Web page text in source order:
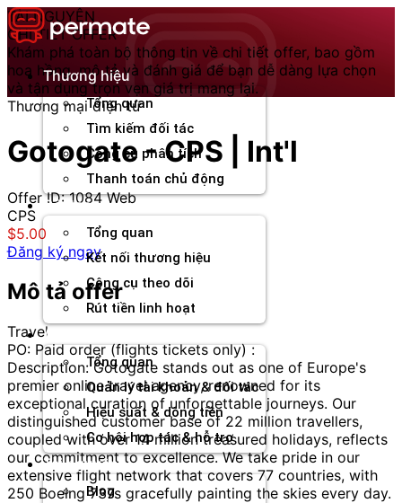
Chuyển
đến
nội
dungThương hiệu
Tổng quan
Tìm kiếm đối tác
Công cụ phân tích
Thanh toán chủ động
Đối tác
Tổng quan
Kết nối thương hiệu
Công cụ theo dõi
Rút tiền linh hoạt
Agency
Tổng quan
Quản lý tài khoản & đối tác
Hiệu suất & dòng tiền
Cơ hội hợp tác & hỗ trợ
Tài nguyên
Blog
TÀI NGUYÊN
CHI TIẾT OFFER
Khám phá toàn bộ thông tin về chi tiết offer, bao gồm
hoa hồng, mô tả và đánh giá để bạn dễ dàng lựa chọn
và tận dụng trọn vẹn giá trị mang lại.
Thương mại điện tử
Gotogate - CPS | Int'l
Offer ID: 1084 Web
CPS
$5.00
Đăng ký ngay
Mô tả offer
Travel
PO: Paid order (flights tickets only) :
Description: Gotogate stands out as one of Europe's
premier online travel agency, renowned for its
exceptional curation of unforgettable journeys. Our
distinguished customer base of 22 million travellers,
coupled with over 14 million treasured holidays, reflects
our commitment to excellence. We take pride in our
extensive flight network that covers 77 countries, with
250 Boeing 737s gracefully painting the skies every day.